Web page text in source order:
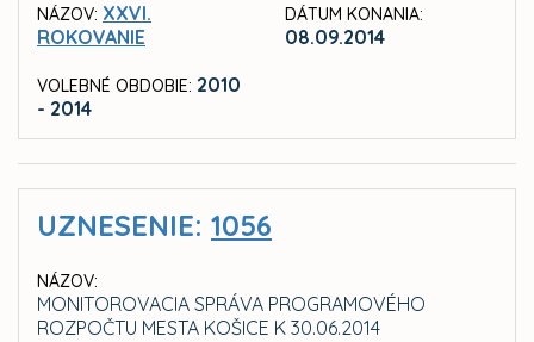
NÁZOV: XXVI.
ROKOVANIE
VOLEBNÉ OBDOBIE: 2010
- 2014
DÁTUM KONANIA:
08.09.2014
UZNESENIE: 1056
NÁZOV:
MONITOROVACIA SPRÁVA PROGRAMOVÉHO
ROZPOČTU MESTA KOŠICE K 30.06.2014